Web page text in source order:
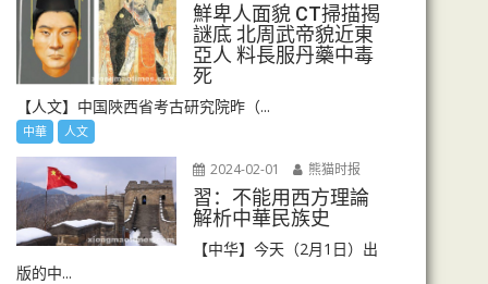
鮮卑人面貌 CT掃描揭
謎底 北周武帝貌近東
亞人 料長服丹藥中毒
死
【人文】中国陜西省考古研究院昨（...
中華 人文
2024-02-01 熊猫时报
習：不能用西方理論
解析中華民族史
【中华】今天（2月1日）出
版的中...